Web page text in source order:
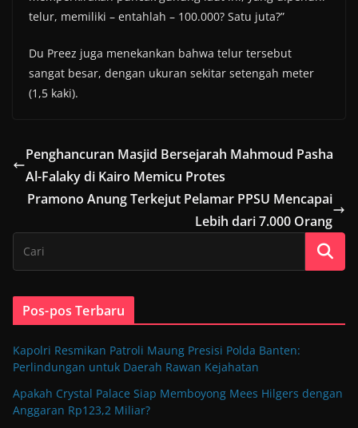
telur, memiliki – entahlah – 100.000? Satu juta?”
Du Preez juga menekankan bahwa telur tersebut
sangat besar, dengan ukuran sekitar setengah meter
(1,5 kaki).
Penghancuran Masjid Bersejarah Mahmoud Pasha
Al-Falaky di Kairo Memicu Protes
Pramono Anung Terkejut Pelamar PPSU Mencapai
Lebih dari 7.000 Orang
Pos-pos Terbaru
Kapolri Resmikan Patroli Maung Presisi Polda Banten:
Perlindungan untuk Daerah Rawan Kejahatan
Apakah Crystal Palace Siap Memboyong Mees Hilgers dengan
Anggaran Rp123,2 Miliar?